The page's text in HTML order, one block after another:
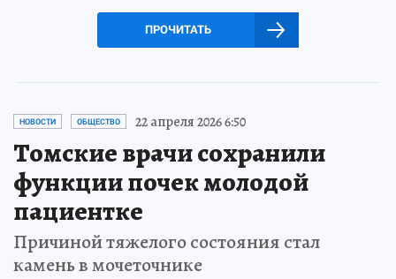
ПРОЧИТАТЬ
НОВОСТИ ОБЩЕСТВО 22 апреля 2026 6:50
Томские врачи сохранили
функции почек молодой
пациентке
Причиной тяжелого состояния стал
камень в мочеточнике